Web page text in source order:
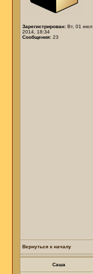
Зарегистрирован: Вт, 01 июл
2014, 18:34
Сообщения: 23
Вернуться к началу
Саша